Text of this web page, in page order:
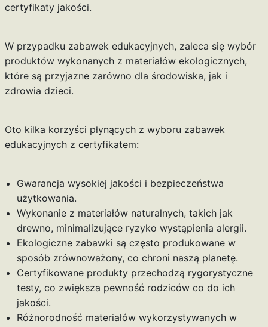
certyfikaty jakości.
W przypadku zabawek edukacyjnych, zaleca się wybór
produktów wykonanych z materiałów ekologicznych,
które są przyjazne zarówno dla środowiska, jak i
zdrowia dzieci.
Oto kilka korzyści płynących z wyboru zabawek
edukacyjnych z certyfikatem:
Gwarancja wysokiej jakości i bezpieczeństwa
użytkowania.
Wykonanie z materiałów naturalnych, takich jak
drewno, minimalizujące ryzyko wystąpienia alergii.
Ekologiczne zabawki są często produkowane w
sposób zrównoważony, co chroni naszą planetę.
Certyfikowane produkty przechodzą rygorystyczne
testy, co zwiększa pewność rodziców co do ich
jakości.
Różnorodność materiałów wykorzystywanych w